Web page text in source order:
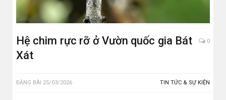
Hệ chim rực rỡ ở Vườn quốc gia Bát
Xát
0
ĐĂNG BÀI 25/03/2026 TIN TỨC & SỰ KIỆN